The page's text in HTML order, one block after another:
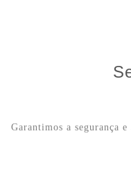
Garantimos a segurança